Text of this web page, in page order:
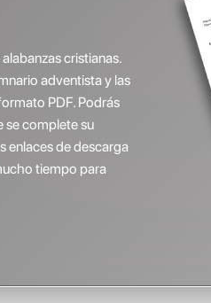
cristianas.
adventista y las
PDF. Podrás
se complete su
enlaces de descarga
tiempo para